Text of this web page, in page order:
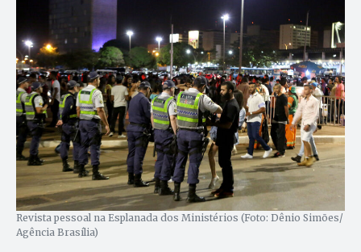
Revista pessoal na Esplanada dos Ministérios (Foto: Dênio Simões/
Agência Brasília)